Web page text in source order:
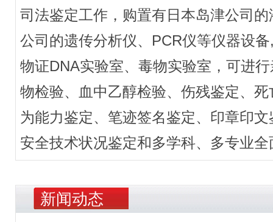
司法鉴定工作，购置有日本岛津公司
公司的遗传分析仪、PCR仪等仪器设
物证DNA实验室、毒物实验室，可进
物检验、血中乙醇检验、伤残鉴定、
为能力鉴定、笔迹签名鉴定、印章印
安全技术状况鉴定和多学科、多专业
新闻动态